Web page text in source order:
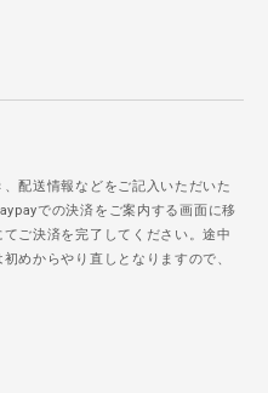
配送情報などをご記入いただいた
での決済をご案内する画面に移
ご決済を完了してください。途中
めからやり直しとなりますので、